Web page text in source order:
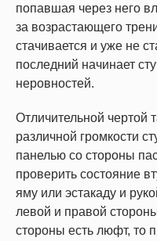
попавшая через него
за возрастающего
стачивается и уже не
последний начинает
неровностей.
Отличительной чертой
различной громкости
панелью со стороны
проверить состояние
яму или эстакаду и
левой и правой
стороны есть люфт, то